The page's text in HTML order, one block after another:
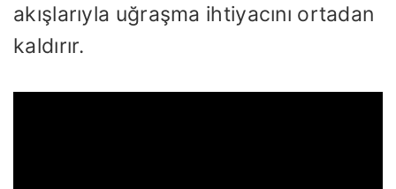
akışlarıyla uğraşma ihtiyacını ortadan
kaldırır.